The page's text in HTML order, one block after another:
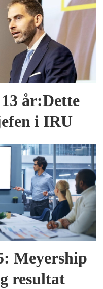
år:Dette
i IRU
Meyership
resultat